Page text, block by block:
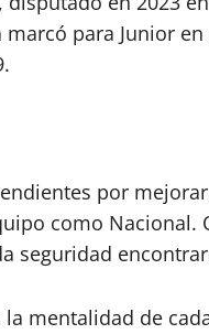
para Junior
por
como Nacional.
seguridad
mentalidad de